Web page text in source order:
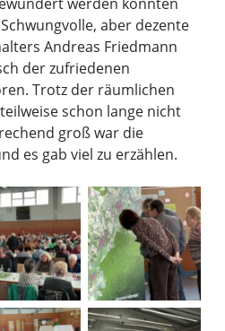
werden konnten
aber dezente
Andreas Friedmann
der zufriedenen
Trotz der räumlichen
schon lange nicht
groß war die
es gab viel zu erzählen.